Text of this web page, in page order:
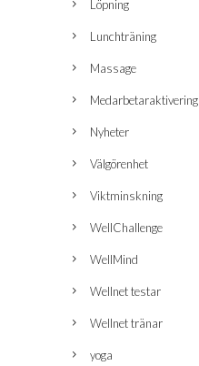
Löpning
Lunchträning
Massage
Medarbetaraktivering
Nyheter
Välgörenhet
Viktminskning
WellChallenge
WellMind
Wellnet testar
Wellnet tränar
yoga